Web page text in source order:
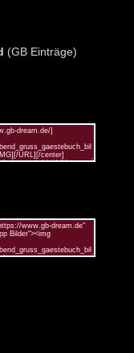
(GB Einträge)